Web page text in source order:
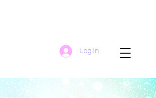
Log In